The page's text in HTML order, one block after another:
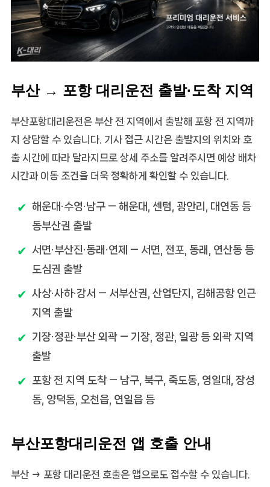
부산 → 포항 대리운전 출발·도착 지역
부산포항대리운전은 부산 전 지역에서 출발해 포항 전 지역까
지 상담할 수 있습니다. 기사 접근 시간은 출발지의 위치와 호
출 시간에 따라 달라지므로 상세 주소를 알려주시면 예상 배차
시간과 이동 조건을 더욱 정확하게 확인할 수 있습니다.
해운대·수영·남구— 해운대, 센텀, 광안리, 대연동 등
동부산권 출발
서면·부산진·동래·연제
— 서면, 전포, 동래, 연산동 등
도심권 출발
사상·사하·강서 — 서부산권, 산업단지, 김해공항 인근
지역 출발
기장·정관·부산 외곽— 기장, 정관, 일광 등 외곽 지역
출발
포항 전 지역 도착— 남구, 북구, 죽도동, 영일대, 장성
동, 양덕동, 오천읍, 연일읍 등
부산포항대리운전 앱 호출 안내
부산 → 포항 대리운전 호출은 앱으로도 접수할 수 있습니다.